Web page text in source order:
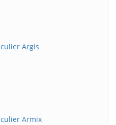
Argis
Armix